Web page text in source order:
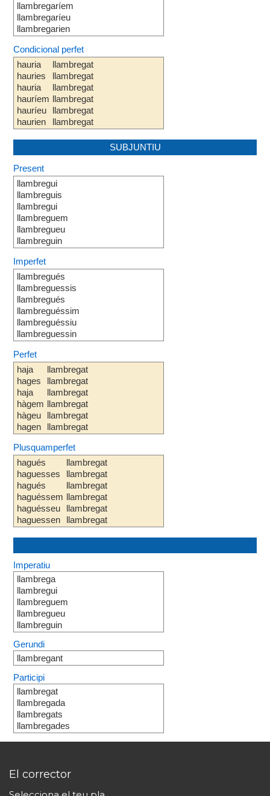
llambregaríem
llambregaríeu
llambregarien
Condicional perfet
hauria
hauries
hauria
hauríem
hauríeu
haurien
llambregat
llambregat
llambregat
llambregat
llambregat
llambregat
SUBJUNTIU
Present
llambregui
llambreguis
llambregui
llambreguem
llambregueu
llambreguin
Imperfet
llambregués
llambreguessis
llambregués
llambreguéssim
llambreguéssiu
llambreguessin
Perfet
haja
hages
haja
hàgem
hàgeu
hagen
llambregat
llambregat
llambregat
llambregat
llambregat
llambregat
Plusquamperfet
hagués
haguesses
hagués
haguéssem
haguésseu
haguessen
llambregat
llambregat
llambregat
llambregat
llambregat
llambregat
Imperatiu
llambrega
llambregui
llambreguem
llambregueu
llambreguin
Gerundi
llambregant
Participi
llambregat
llambregada
llambregats
llambregades
El corrector